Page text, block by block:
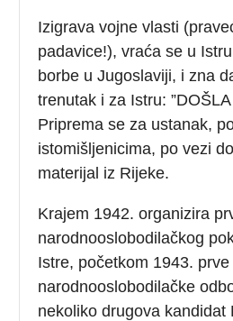
Izigrava vojne vlasti
padavice!), vraća se u
borbe u Jugoslaviji, i zna
trenutak i za Istru:
Priprema se za ustanak,
istomišljenicima, po vezi
materijal iz Rijeke.
Krajem 1942. organizira
narodnooslobodilačkog
Istre, početkom 1943. prve
narodnooslobodilačke
nekoliko drugova kandidat